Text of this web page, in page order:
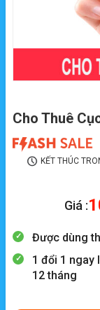
Cho Thuê
KẾT THÚC
Giá :
Được dùng
1 đổi 1 ngay
12 tháng